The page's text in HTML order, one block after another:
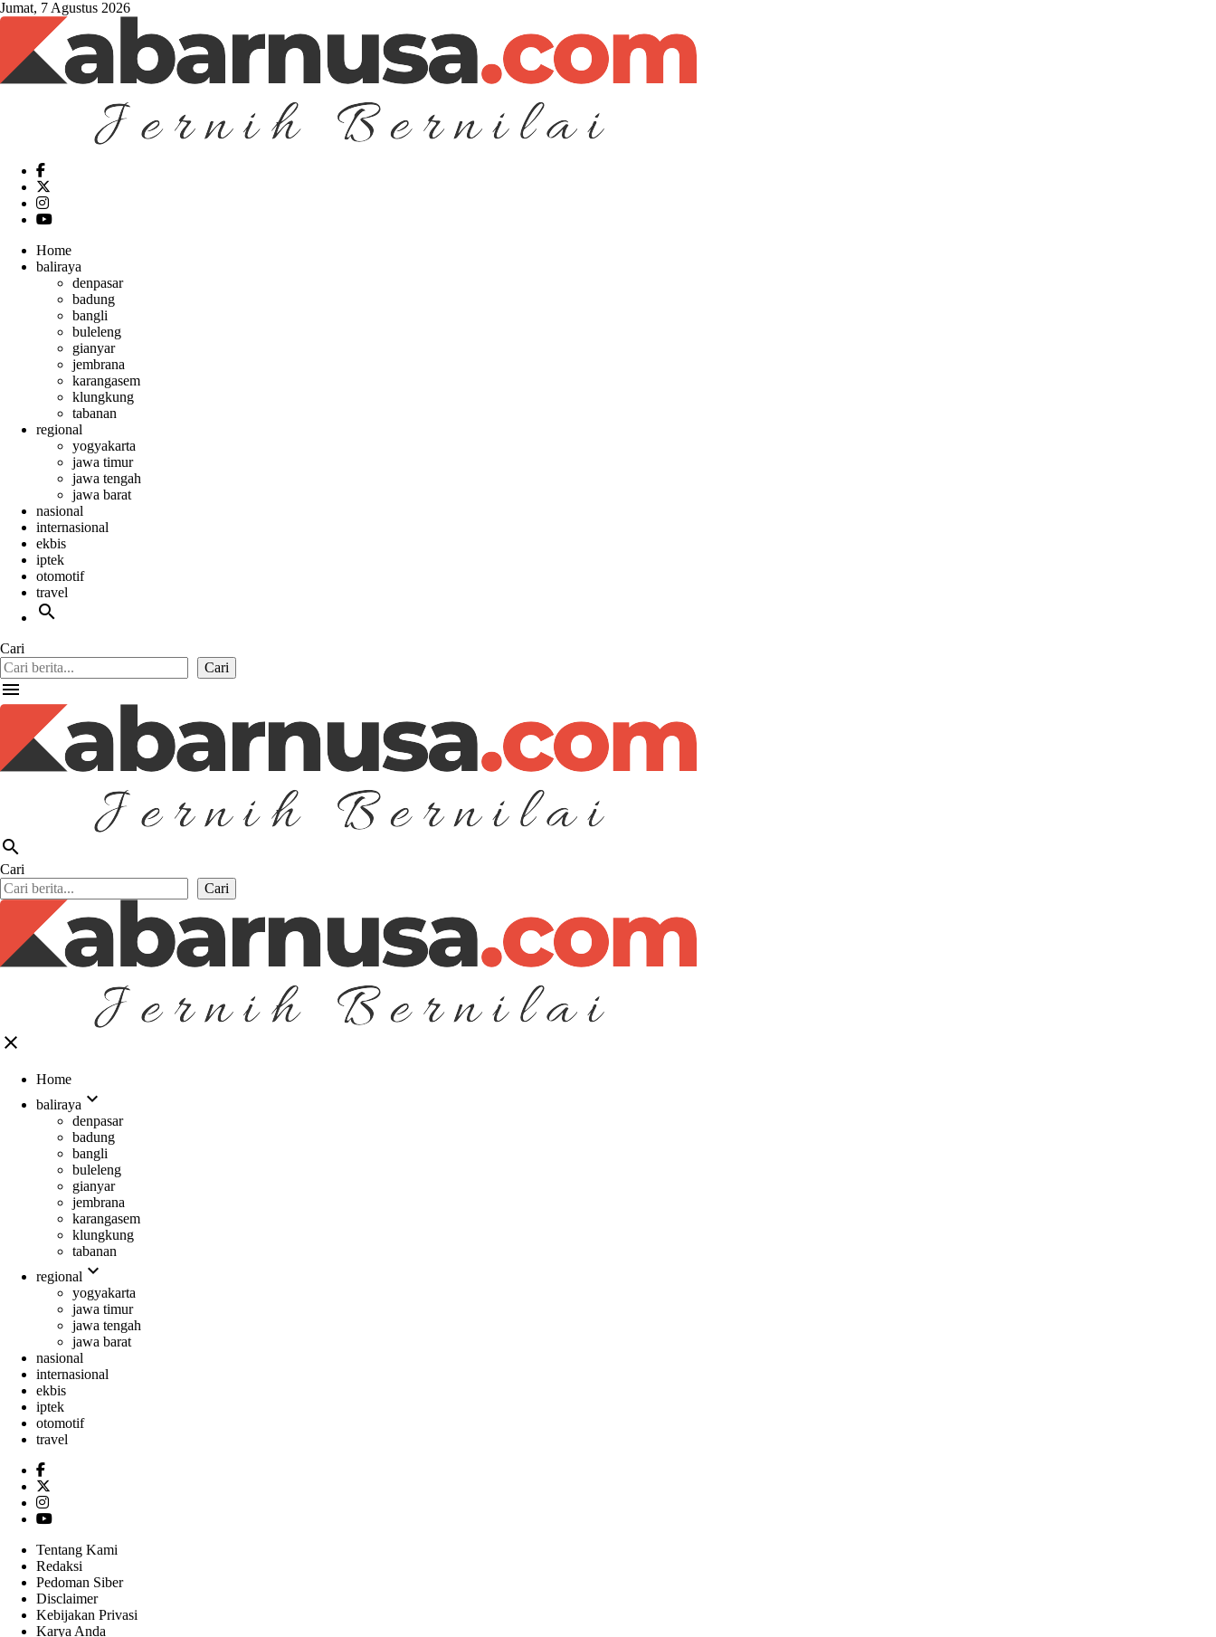
Jumat, 7 Agustus 2026
Home
baliraya
denpasar
badung
bangli
buleleng
gianyar
jembrana
karangasem
klungkung
tabanan
regional
yogyakarta
jawa timur
jawa tengah
jawa barat
nasional
internasional
ekbis
iptek
otomotif
travel
search
Cari
Cari
menu
search
Cari
Cari
close
Home
baliraya expand_more
denpasar
badung
bangli
buleleng
gianyar
jembrana
karangasem
klungkung
tabanan
regional expand_more
yogyakarta
jawa timur
jawa tengah
jawa barat
nasional
internasional
ekbis
iptek
otomotif
travel
Tentang Kami
Redaksi
Pedoman Siber
Disclaimer
Kebijakan Privasi
Karya Anda